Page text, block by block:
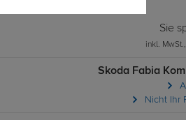
Sie
inkl.
Skoda Fabia
Nicht Ihr